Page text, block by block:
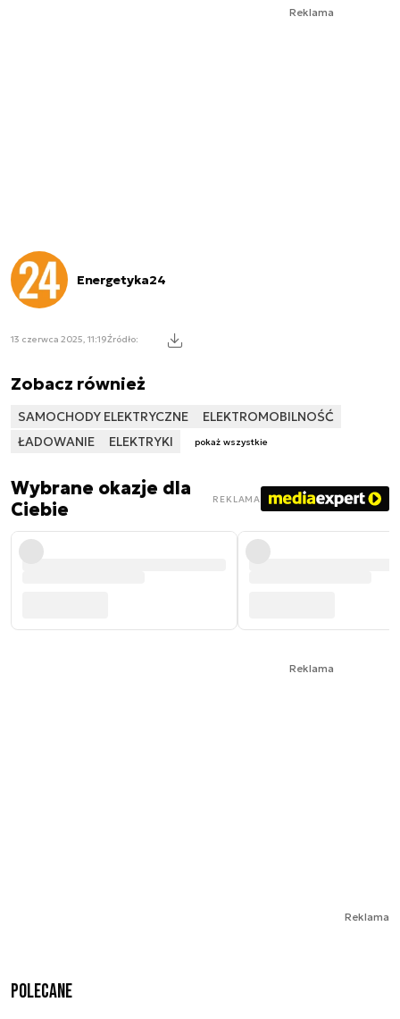
Reklama
Energetyka24
13 czerwca 2025, 11:19Źródło:
Zobacz również
SAMOCHODY ELEKTRYCZNE
ELEKTROMOBILNOŚĆ
ŁADOWANIE
ELEKTRYKI pokaż wszystkie
Wybrane okazje dla
Ciebie
REKLAMA
Reklama
Reklama
Polecane